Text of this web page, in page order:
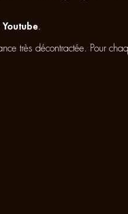
très décontractée. Pour